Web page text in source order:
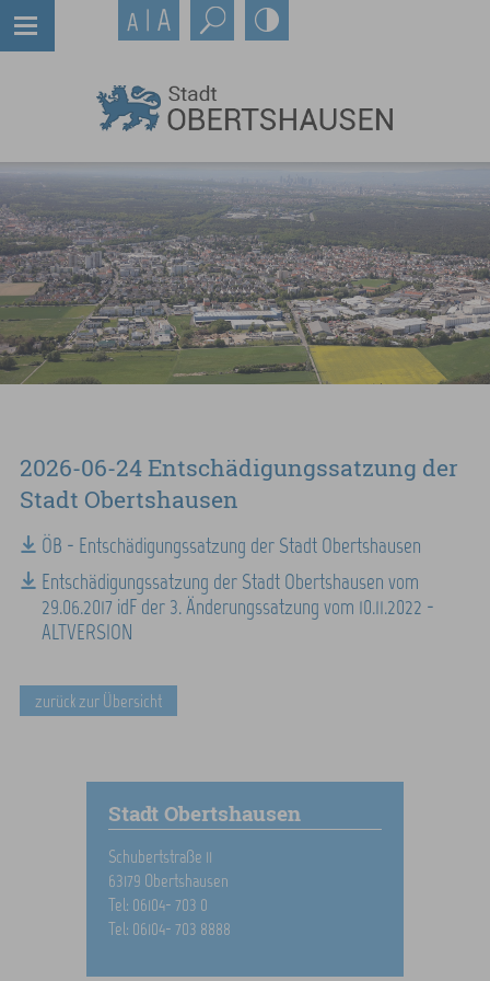
2026-06-24 Entschädigungssatzung der
Stadt Obertshausen
ÖB - Entschädigungssatzung der Stadt Obertshausen
Entschädigungssatzung der Stadt Obertshausen vom
29.06.2017 idF der 3. Änderungssatzung vom 10.11.2022 -
ALTVERSION
zurück zur Übersicht
Stadt Obertshausen
Schubertstraße 11
63179 Obertshausen
Tel: 06104- 703 0
Tel: 06104- 703 8888